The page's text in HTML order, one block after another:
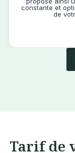
constante et
de
Tarif de